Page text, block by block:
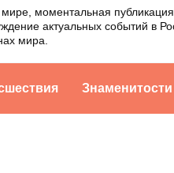
моментальная
актуальных событий в
мира.
Знаменитости